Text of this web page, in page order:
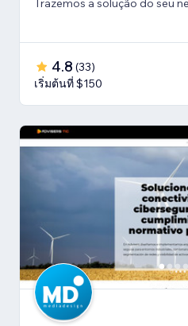
Trazemos a solução do seu
4.8 (33)
เริ่มต้นที่ $150